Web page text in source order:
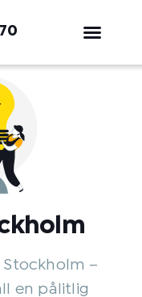
Stockholm –
en pålitlig